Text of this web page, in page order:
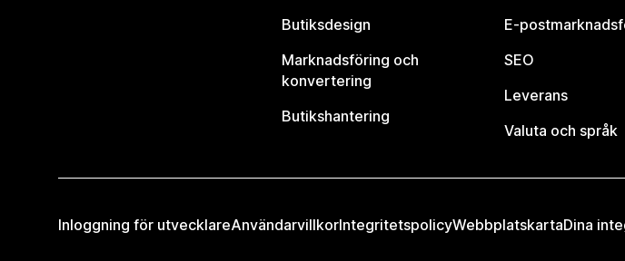
Butiksdesign
Marknadsföring och
konvertering
Butikshantering
E-
SEO
Leverans
Valuta och språk
Inloggning för utvecklareAnvändarvillkorIntegritetspolicyWebbplatskartaDina